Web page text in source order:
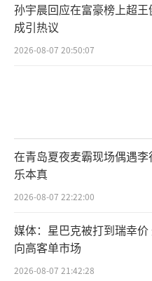
孙宇晨回应在富豪榜上超王
成引热议
2026-08-07 20:50:07
在青岛夏夜麦霸现场偶遇
乐本真
2026-08-07 22:22:00
媒体：星巴克被打到瑞幸
向高客单市场
2026-08-07 21:42:28